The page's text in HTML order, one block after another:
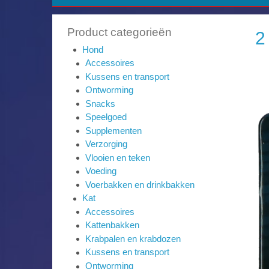
Product categorieën
Hond
Accessoires
Kussens en transport
Ontworming
Snacks
Speelgoed
Supplementen
Verzorging
Vlooien en teken
Voeding
Voerbakken en drinkbakken
Kat
Accessoires
Kattenbakken
Krabpalen en krabdozen
Kussens en transport
Ontworming